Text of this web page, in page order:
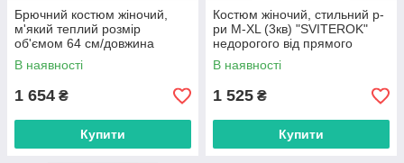
Брючний костюм жіночий,
м'який теплий розмір
об'ємом 64 см/довжина
штанів 105 см (4 кв) "BETSY"
недорого від прямого
постачальника
В наявності
1 654 ₴
Купити
Костюм жіночий, стильний р-
ри M-XL (3кв) "SVITEROK"
недорогого від прямого
постачальника
В наявності
1 525 ₴
Купити